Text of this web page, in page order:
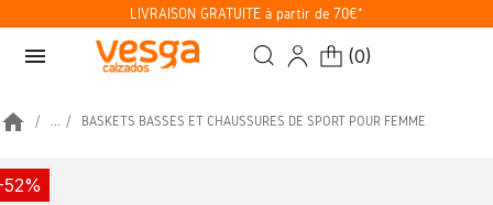
LIVRAISON GRATUITE à partir de 70€*
menu (0)
home ... BASKETS BASSES ET CHAUSSURES DE SPORT POUR FEMME